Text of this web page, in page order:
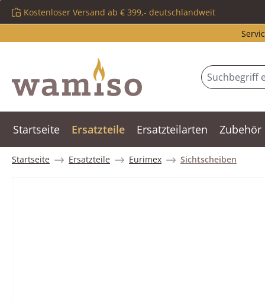
Hauptinhalt springen
Zur Suche springen
Zur Hauptnavigation springen
Kostenloser Versand ab € 399,- deutschlandweit
Startseite Ersatzteile Ersatzteilarten Zubehör
Startseite Ersatzteile Eurimex Sichtscheiben